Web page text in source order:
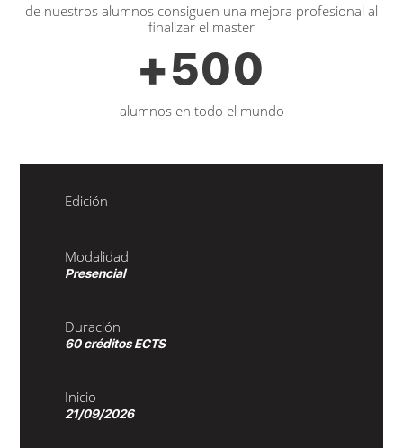
de nuestros alumnos consiguen una mejora profesional al
finalizar el master
+500
alumnos en todo el mundo
Edición
Modalidad
Presencial
Duración
60 créditos ECTS
Inicio
21/09/2026